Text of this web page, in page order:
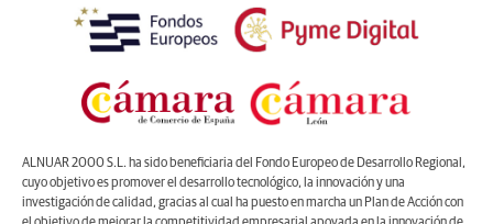
ALNUAR 2000 S.L. ha sido beneficiaria del Fondo Europeo de Desarrollo Regional,
cuyo objetivo es promover el desarrollo tecnológico, la innovación y una
investigación de calidad, gracias al cual ha puesto en marcha un Plan de Acción con